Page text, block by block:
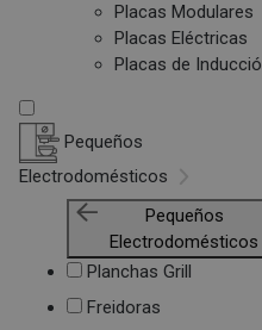
Placas Modulares
Placas Eléctricas
Placas de
Pequeños
Electrodomésticos
Pequeños
Electrodomésticos
Planchas Grill
Freidoras